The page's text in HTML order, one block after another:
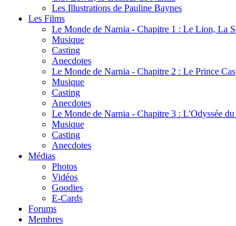
Les Illustrations de Pauline Baynes
Les Films
Le Monde de Narnia - Chapitre 1 : Le Lion, La
Musique
Casting
Anecdotes
Le Monde de Narnia - Chapitre 2 : Le Prince
Musique
Casting
Anecdotes
Le Monde de Narnia - Chapitre 3 : L'Odyssée
Musique
Casting
Anecdotes
Médias
Photos
Vidéos
Goodies
E-Cards
Forums
Membres